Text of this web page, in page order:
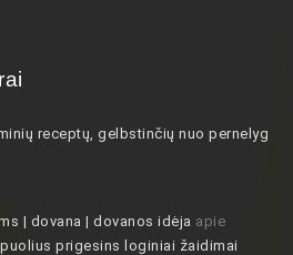
receptų, gelbstinčių nuo pernelyg
| dovana | dovanos idėja apie
prigesins loginiai žaidimai